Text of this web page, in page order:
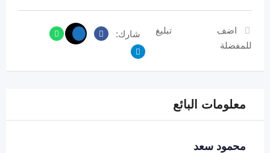
اضف
للمفضلة
تبليغ شارك:
معلومات البائع
محمود سعد